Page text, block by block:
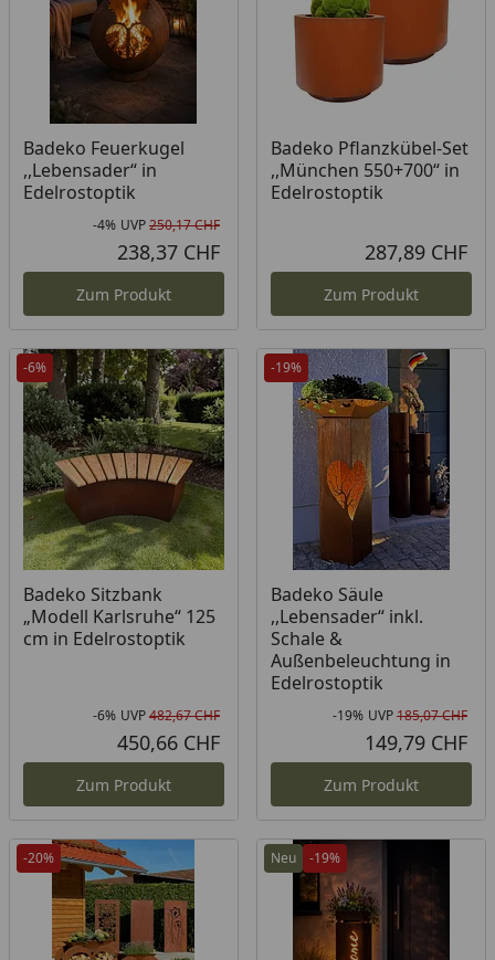
Badeko Feuerkugel
,,Lebensader“ in
Edelrostoptik
Rabatt in Prozent
-4%
Ursprünglicher Preis
UVP250,17 CHF
238,37 CHF
Zum Produkt
Badeko Pflanzkübel-Set
,,München 550+700“ in
Edelrostoptik
287,89 CHF
Zum Produkt
-6%
Badeko Sitzbank
„Modell Karlsruhe“ 125
cm in Edelrostoptik
Rabatt in Prozent
-6%
Ursprünglicher Preis
UVP482,67 CHF
450,66 CHF
Zum Produkt
-19%
Badeko Säule
,,Lebensader“ inkl.
Schale &
Außenbeleuchtung in
Edelrostoptik
-19% UVP185,07 CHF
149,79 CHF
Zum Produkt
-20% Neu -19%